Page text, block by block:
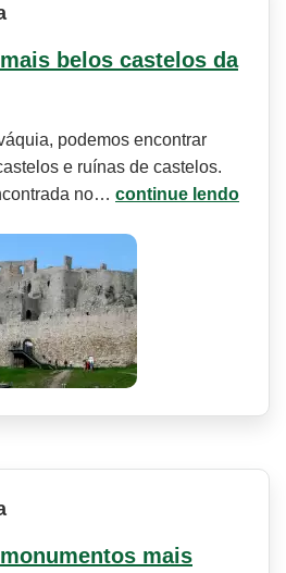
belos castelos da
podemos encontrar
e ruínas de castelos.
no… continue lendo
mais